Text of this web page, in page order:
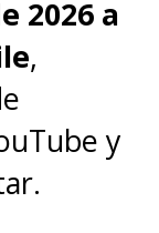
de
las
"y
2026 a
,
y